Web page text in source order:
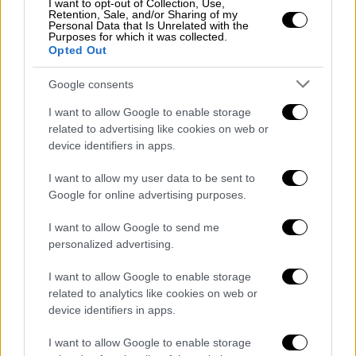
I want to opt-out of Collection, Use,
Retention, Sale, and/or Sharing of my
Personal Data that Is Unrelated with the
Purposes for which it was collected.
Opted Out
Google consents
I want to allow Google to enable storage
related to advertising like cookies on web or
device identifiers in apps.
I want to allow my user data to be sent to
Google for online advertising purposes.
I want to allow Google to send me
personalized advertising.
I want to allow Google to enable storage
related to analytics like cookies on web or
device identifiers in apps.
I want to allow Google to enable storage
αθλητικές εταιρείες κολοσσοί, διοργάνωση
αθλητικών γεγονότων, εθνικές και διεθνείς
ομοσπονδίες, γυμναστήρια, και δημοτικοί
αθλητικοί οργανισμοί. Μία παγκόσμια αγορά
με έσοδα δισεκατομμυρίων σε παγκόσμιο
επίπεδο και σημαντική συμβολή στο ΑΕΠ
της χώρας μας.
πρωτοβουλία που πήρε να δημιουργήσει ένα
Αθλητισμού» δηλώνει o Ολυμπιονίκης
Δημοσθένης Ταμπάκος
«αθλητισμός είναι μία σημαντική
δραστηριότητα του ανθρώπου με πολλαπλά
οφέλη (υγείας, οικονομικά, κοινωνικά,